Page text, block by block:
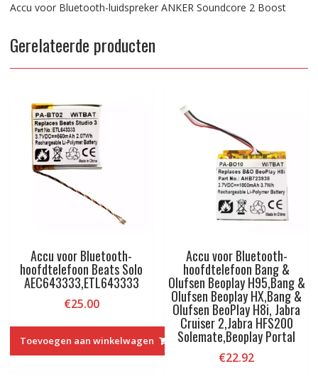
Accu voor Bluetooth-luidspreker ANKER Soundcore 2 Boost
Gerelateerde producten
Accu voor Bluetooth-
hoofdtelefoon Beats Solo
AEC643333,ETL643333
€25.00
Toevoegen aan winkelwagen
Accu voor Bluetooth-
hoofdtelefoon Bang &
Olufsen Beoplay H95,Bang &
Olufsen Beoplay HX,Bang &
Olufsen BeoPlay H8i, Jabra
Cruiser 2,Jabra HFS200
Solemate,Beoplay Portal
€22.92